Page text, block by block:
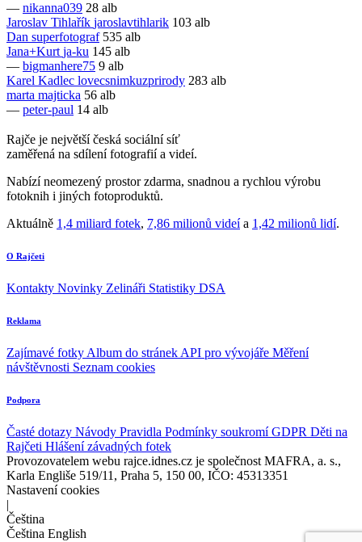
— nikanna039 28 alb
Jaroslav Tihlařík jaroslavtihlarik 103 alb
Dan superfotograf 535 alb
Jana+Kurt ja-ku 145 alb
— bigmanhere75 9 alb
Karel Kadlec lovecsnimkuzprirody 283 alb
marta majticka 56 alb
— peter-paul 14 alb
Rajče je největší česká sociální síť
zaměřená na sdílení fotografií a videí.
Nabízí neomezený prostor zdarma, snadnou a rychlou výrobu
fotoknih i jiných fotoproduktů.
Aktuálně 1,4 miliard fotek, 7,86 milionů videía 1,42 milionů lidí.
O Rajčeti
Kontakty Novinky Zelináři Statistiky DSA
Reklama
Zajímavé fotky Album do stránek API pro vývojáře Měření
návštěvnosti Seznam cookies
Podpora
Časté dotazy Návody Pravidla Podmínky soukromíGDPR Děti na
Rajčeti Hlášení závadných fotek
Provozovatelem webu rajce.idnes.cz je společnost MAFRA, a. s.,
Karla Engliše 519/11, Praha 5, 150 00, IČO: 45313351
Nastavení cookies
|
Čeština
Čeština English